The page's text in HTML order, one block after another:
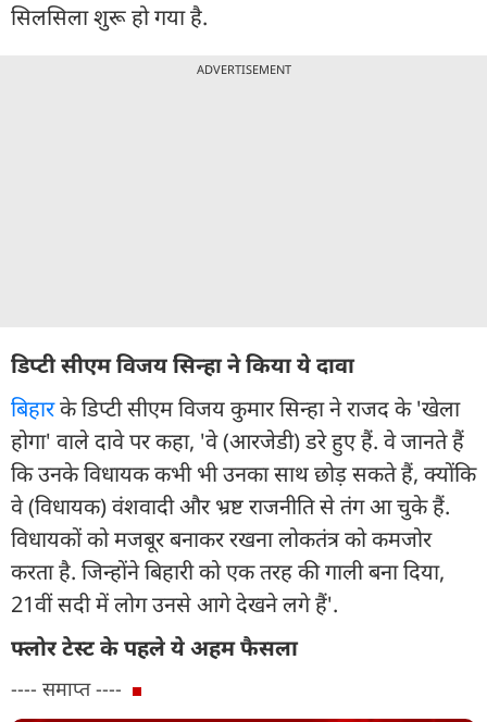
सिलसिला शुरू हो गया है.
ADVERTISEMENT
डिप्टी सीएम विजय सिन्हा ने किया ये दावा
बिहारके डिप्टी सीएम विजय कुमार सिन्हा ने राजद के 'खेला
होगा' वाले दावे पर कहा, 'वे (आरजेडी) डरे हुए हैं. वे जानते हैं
कि उनके विधायक कभी भी उनका साथ छोड़ सकते हैं, क्योंकि
वे (विधायक) वंशवादी और भ्रष्ट राजनीति से तंग आ चुके हैं.
विधायकों को मजबूर बनाकर रखना लोकतंत्र को कमजोर
करता है. जिन्होंने बिहारी को एक तरह की गाली बना दिया,
21वीं सदी में लोग उनसे आगे देखने लगे हैं'.
फ्लोर टेस्ट के पहले ये अहम फैसला
---- समाप्त ----